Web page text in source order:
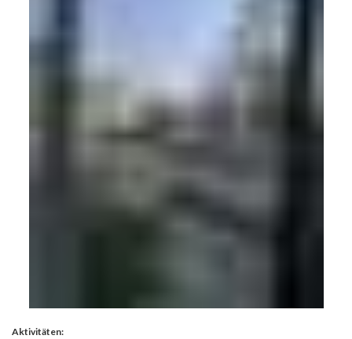
Aktivitäten: